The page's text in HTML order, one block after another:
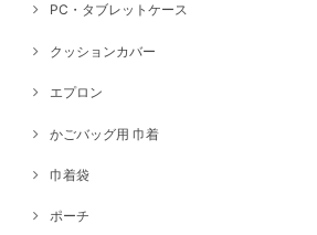
PC・タブレットケース
クッションカバー
エプロン
かごバッグ用 巾着
巾着袋
ポーチ